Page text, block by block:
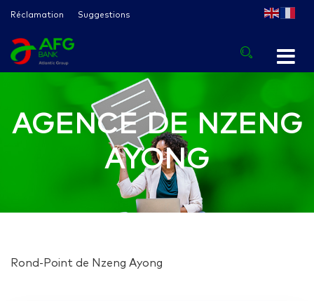
Réclamation Suggestions
AGENCE DE NZENG
AYONG
Rond-Point de Nzeng Ayong